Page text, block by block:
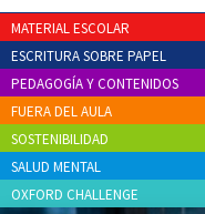
MATERIAL ESCOLAR
ESCRITURA SOBRE PAPEL
PEDAGOGÍA Y CONTENIDOS
FUERA DEL AULA
SOSTENIBILIDAD
SALUD MENTAL
OXFORD CHALLENGE